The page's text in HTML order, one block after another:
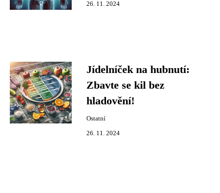
26. 11. 2024
Jídelníček na hubnutí:
Zbavte se kil bez
hladovění!
Ostatní
26. 11. 2024